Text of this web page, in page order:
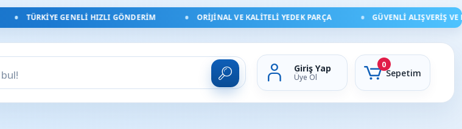
TÜRKIYE GENELI HIZLI GÖNDERIM ORIJINAL VE KALITELI YEDEK PARÇA GÜVENLI ALIŞVERIŞ VE HIZLI
Giriş Yap
Üye Ol
0
Sepetim